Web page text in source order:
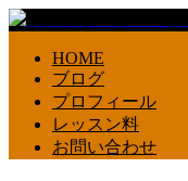
HOME
ブログ
プロフィール
レッスン料
お問い合わせ